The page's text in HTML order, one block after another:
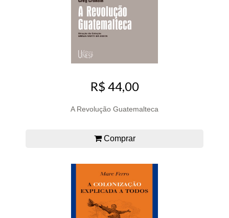
R$ 44,00
A Revolução Guatemalteca
Comprar